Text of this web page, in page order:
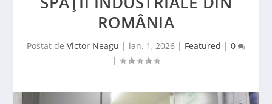
ROMÂNIA
Postat de Victor Neagu | ian. 1, 2026 | Featured | 0
|